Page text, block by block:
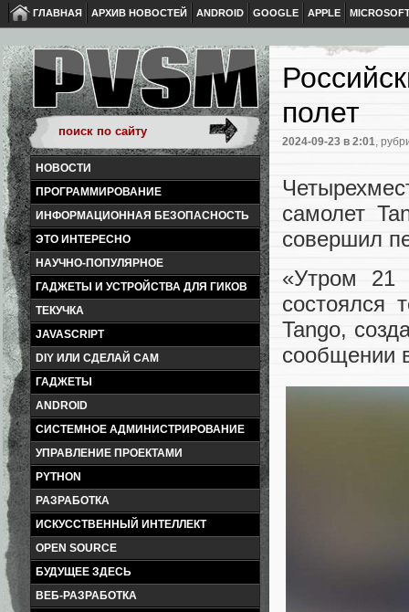
ГЛАВНАЯ АРХИВ НОВОСТЕЙ ANDROID GOOGLE APPLE
НОВОСТИ
ПРОГРАММИРОВАНИЕ
ИНФОРМАЦИОННАЯ БЕЗОПАСНОСТЬ
ЭТО ИНТЕРЕСНО
НАУЧНО-ПОПУЛЯРНОЕ
ГАДЖЕТЫ И УСТРОЙСТВА ДЛЯ ГИКОВ
ТЕКУЧКА
JAVASCRIPT
DIY ИЛИ СДЕЛАЙ САМ
ГАДЖЕТЫ
ANDROID
СИСТЕМНОЕ АДМИНИСТРИРОВАНИЕ
УПРАВЛЕНИЕ ПРОЕКТАМИ
PYTHON
РАЗРАБОТКА
ИСКУССТВЕННЫЙ ИНТЕЛЛЕКТ
OPEN SOURCE
БУДУЩЕЕ ЗДЕСЬ
ВЕБ-РАЗРАБОТКА
полет
2024-09-23 в 2:01,
самолет
совершил
«Утром 21
состоялся
Tango,
сообщении